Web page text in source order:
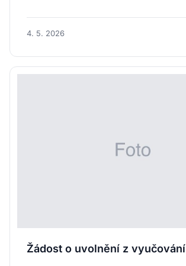
4. 5. 2026
Žádost o uvolnění z vyučování